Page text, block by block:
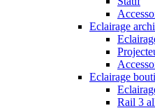
Eclairage
Eclairage
Rail 3